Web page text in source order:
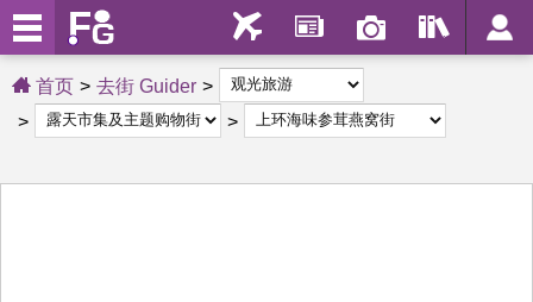
首页 去街 Guider